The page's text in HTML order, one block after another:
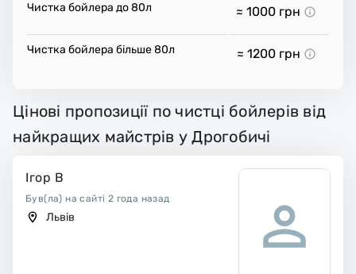
Чистка бойлера до 80л ≈ 1000 грн
Чистка бойлера більше 80л ≈ 1200 грн
Цінові пропозиції по чистці бойлерів від
найкращих майстрів у Дрогобичі
Ігор В
Був(ла) на сайті 2 года назад
Львів